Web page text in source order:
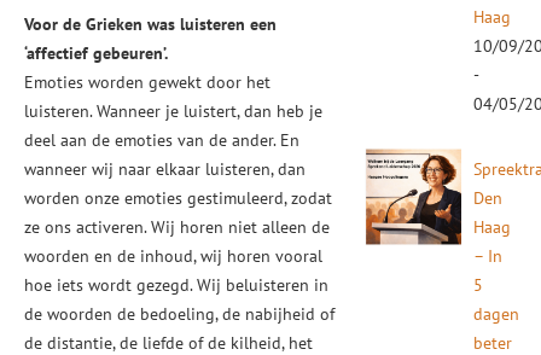
Voor de Grieken was luisteren een
‘affectief gebeuren’.
Emoties worden gewekt door het
luisteren. Wanneer je luistert, dan heb je
deel aan de emoties van de ander. En
wanneer wij naar elkaar luisteren, dan
worden onze emoties gestimuleerd, zodat
ze ons activeren. Wij horen niet alleen de
woorden en de inhoud, wij horen vooral
hoe iets wordt gezegd. Wij beluisteren in
de woorden de bedoeling, de nabijheid of
de distantie, de liefde of de kilheid, het
Haag
10/09/
-
04/05/
Den
Haag
– In
5
dagen
beter